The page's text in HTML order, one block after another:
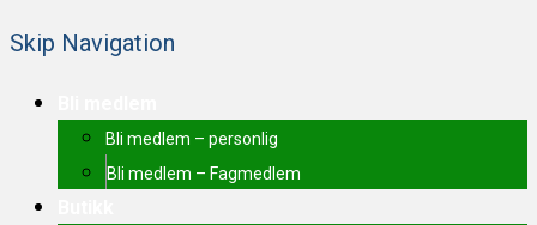
Skip Navigation
Bli medlem – personlig
Bli medlem – Fagmedlem